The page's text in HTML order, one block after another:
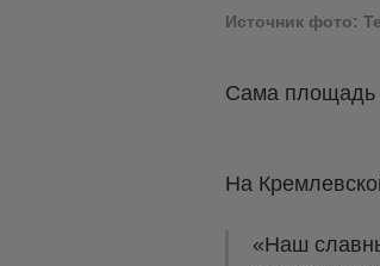
Источник фото:
Сама площадь
На
«Наш